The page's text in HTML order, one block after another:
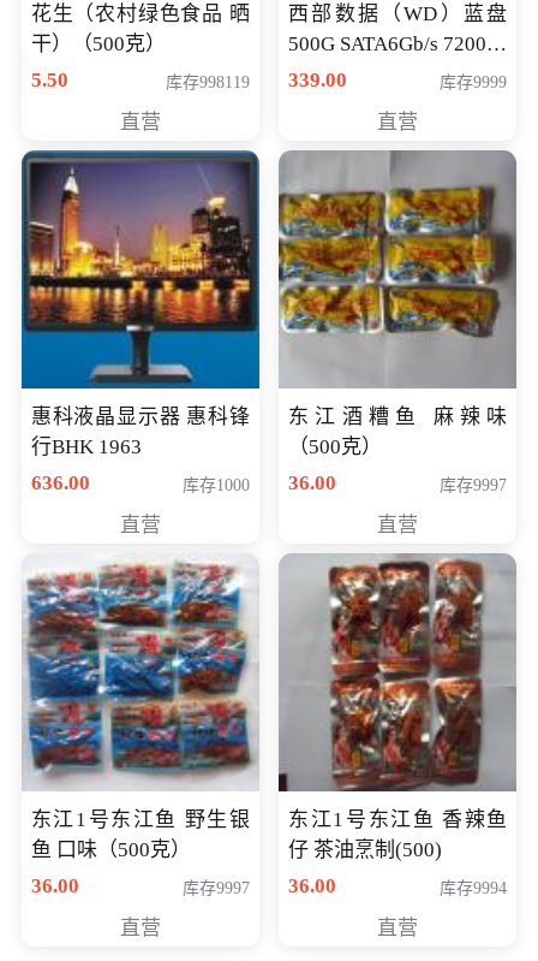
花生（农村绿色食品 晒
干）（500克）
5.50
库存998119
直营
西部数据（WD）蓝盘
500G SATA6Gb/s 7200转
16M 台式机硬盘
339.00 库存9999
直营
惠科液晶显示器 惠科锋
行BHK 1963
636.00
库存1000
直营
东江酒糟鱼 麻辣味
（500克）
36.00
库存9997
直营
东江1号东江鱼 野生银
鱼 口味（500克）
36.00
库存9997
直营
东江1号东江鱼 香辣鱼
仔 茶油烹制(500)
36.00
库存9994
直营